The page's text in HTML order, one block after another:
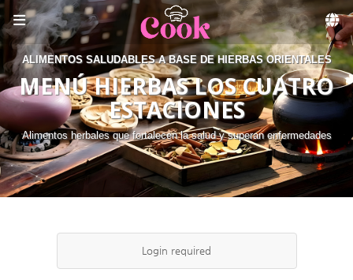
Skip to menu
ALIMENTOS SALUDABLES A BASE DE HIERBAS ORIENTALES
MENÚ HIERBAS LOS CUATRO
ESTACIONES
Alimentos herbales que fortalecen la salud y superan enfermedades
Login required